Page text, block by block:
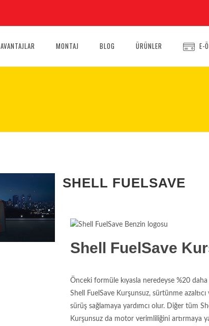
AVANTAJLAR MONTAJ BLOG ÜRÜNLER E-
SHELL FUELSAVE
Shell FuelSave
Önceki formüle kıyasla neredeyse %20
Shell FuelSave Kurşunsuz, sürtünme
sürüş sağlamaya yardımcı olur. Diğer tüm
Kurşunsuz da motor verimliliğini artırmaya